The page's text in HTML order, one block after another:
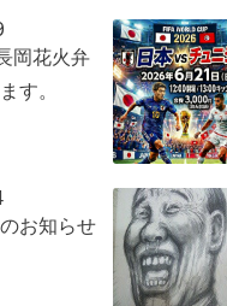
岡花火弁
す。
お知らせ